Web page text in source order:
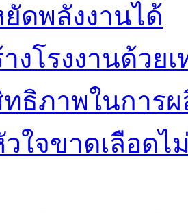
ดพลังงานได้
งโรงงานด้วย
ทธิภาพในการ
ใจขาดเลือด